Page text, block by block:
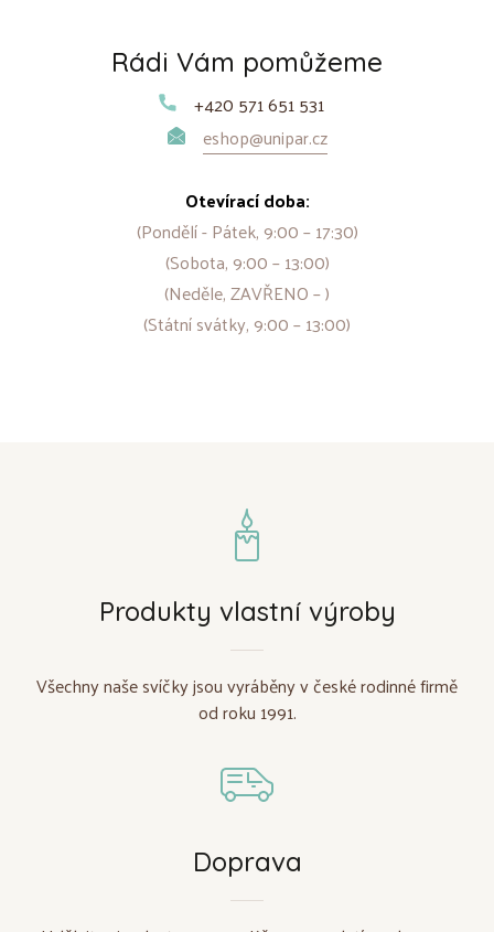
Rádi Vám pomůžeme
+420 571 651 531
eshop@unipar.cz
Otevírací doba:
(Pondělí - Pátek, 9:00 – 17:30)
(Sobota, 9:00 – 13:00)
(Neděle, ZAVŘENO – )
(Státní svátky, 9:00 – 13:00)
Produkty vlastní výroby
Všechny naše svíčky jsou vyráběny v české rodinné firmě
od roku 1991.
Doprava